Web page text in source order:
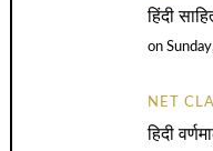
हिंदी
on
NET
हिदी